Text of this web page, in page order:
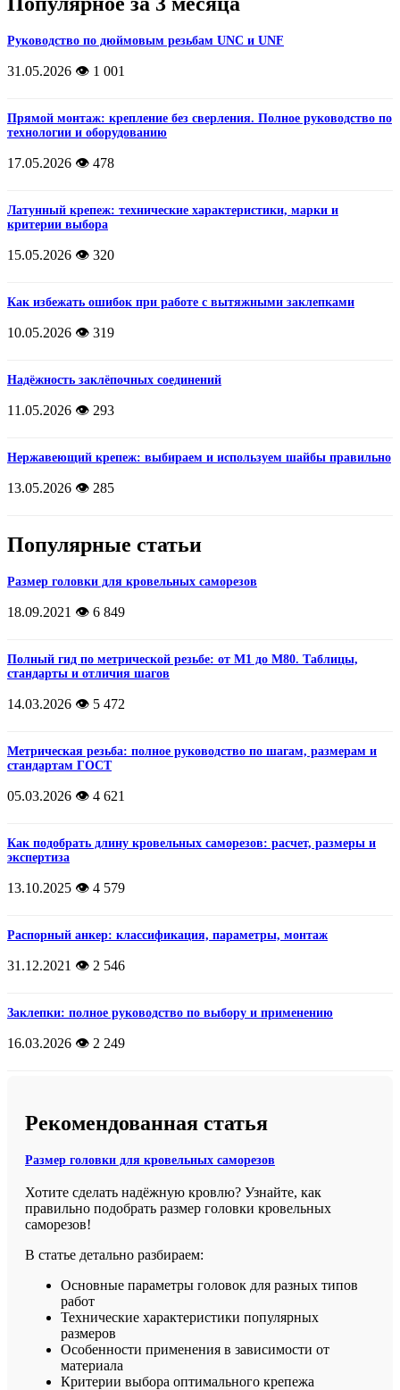
Руководство по дюймовым резьбам UNC и UNF
31.05.2026 👁️ 1 001
Прямой монтаж: крепление без сверления. Полное руководство по
технологии и оборудованию
17.05.2026 👁️ 478
Латунный крепеж: технические характеристики, марки и
критерии выбора
15.05.2026 👁️ 320
Как избежать ошибок при работе с вытяжными заклепками
10.05.2026 👁️ 319
Надёжность заклёпочных соединений
11.05.2026 👁️ 293
Нержавеющий крепеж: выбираем и используем шайбы правильно
13.05.2026 👁️ 285
Популярные статьи
Размер головки для кровельных саморезов
18.09.2021 👁️ 6 849
Полный гид по метрической резьбе: от М1 до М80. Таблицы,
стандарты и отличия шагов
14.03.2026 👁️ 5 472
Метрическая резьба: полное руководство по шагам, размерам и
стандартам ГОСТ
05.03.2026 👁️ 4 621
Как подобрать длину кровельных саморезов: расчет, размеры и
экспертиза
13.10.2025 👁️ 4 579
Распорный анкер: классификация, параметры, монтаж
31.12.2021 👁️ 2 546
Заклепки: полное руководство по выбору и применению
16.03.2026 👁️ 2 249
Рекомендованная статья
Размер головки для кровельных саморезов
Хотите сделать надёжную кровлю? Узнайте, как
правильно подобрать размер головки кровельных
саморезов!
В статье детально разбираем:
Основные параметры головок для разных типов
работ
Технические характеристики популярных
размеров
Особенности применения в зависимости от
материала
Критерии выбора оптимального крепежа